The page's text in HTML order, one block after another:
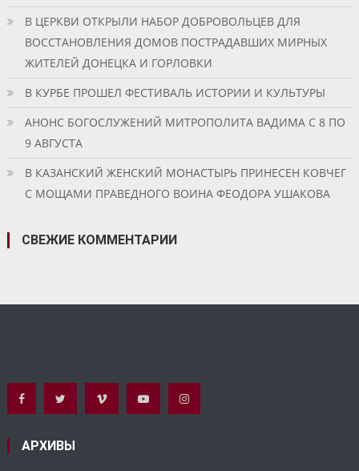
В ЦЕРКВИ ОТКРЫЛИ НАБОР ДОБРОВОЛЬЦЕВ ДЛЯ
ВОССТАНОВЛЕНИЯ ДОМОВ ПОСТРАДАВШИХ МИРНЫХ
ЖИТЕЛЕЙ ДОНЕЦКА И ГОРЛОВКИ
В КУРБЕ ПРОШЕЛ ФЕСТИВАЛЬ ИСТОРИИ И КУЛЬТУРЫ
АНОНС БОГОСЛУЖЕНИЙ МИТРОПОЛИТА ВАДИМА С 8 ПО
9 АВГУСТА
В КАЗАНСКИЙ ЖЕНСКИЙ МОНАСТЫРЬ ПРИНЕСЕН КОВЧЕГ
С МОЩАМИ ПРАВЕДНОГО ВОИНА ФЕОДОРА УШАКОВА
СВЕЖИЕ КОММЕНТАРИИ
АРХИВЫ